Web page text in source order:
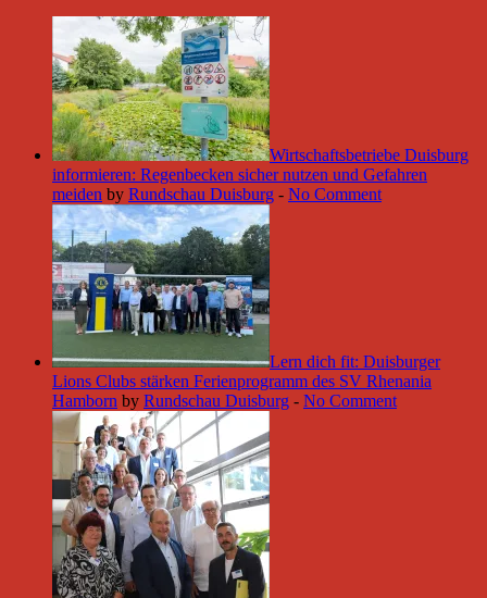
Wirtschaftsbetriebe Duisburg
informieren: Regenbecken sicher nutzen und Gefahren
meiden by Rundschau Duisburg - No Comment
Lern dich fit: Duisburger
Lions Clubs stärken Ferienprogramm des SV Rhenania
Hamborn by Rundschau Duisburg - No Comment